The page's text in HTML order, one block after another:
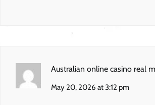
Australian online casino real
May 20, 2026 at 3:12 pm